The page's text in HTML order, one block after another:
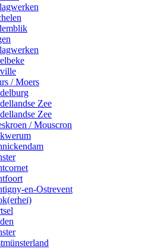
/ Moers
Zee
Zee
/ Mouscron
en-Ostrevent